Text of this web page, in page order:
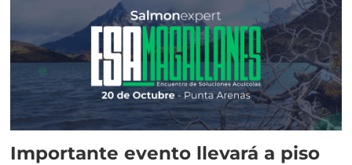
Importante evento llevará a piso